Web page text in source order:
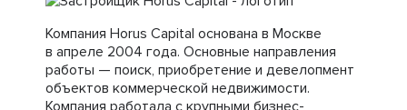
Компания Horus Capital основана в Москве
в апреле 2004 года. Основные направления
работы — поиск, приобретение и девелопмент
объектов коммерческой недвижимости.
Компания работала с крупными бизнес-